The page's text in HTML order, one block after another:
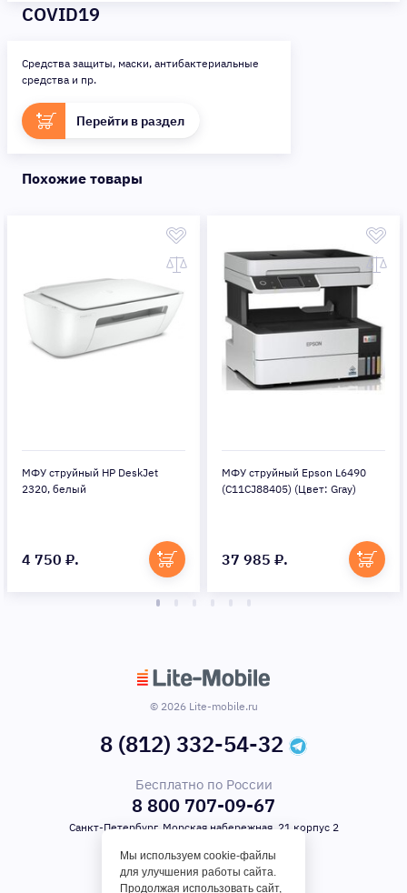
COVID19
Средства защиты, маски, антибактериальные
средства и пр.
Перейти в раздел
Похожие товары
МФУ струйный HP DeskJet
2320, белый
4 750 ₽.
МФУ струйный Epson L6490
(C11CJ88405) (Цвет: Gray)
37 985 ₽.
© 2026 Lite-mobile.ru
8 (812) 332-54-32
Бесплатно по России
8 800 707-09-67
Санкт-Петербург, Морская набережная, 21 корпус 2
Мы используем cookie-файлы
для улучшения работы сайта.
Продолжая использовать сайт,